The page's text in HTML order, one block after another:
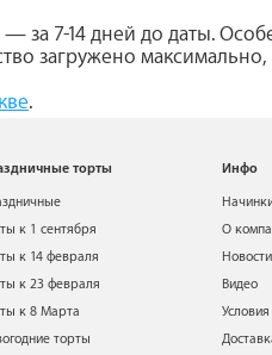
за 7-14 дней до даты.
загружено
.
торты
к 1 сентября
к 14 февраля
к 23 февраля
к 8 Марта
торты
Инфо
О
Новости
Видео